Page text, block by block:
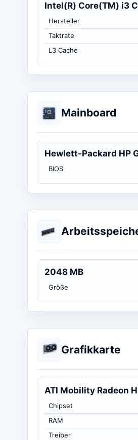
Intel(R) Core(TM) i3
Hersteller
Taktrate
L3 Cache
Mainboard
Hewlett-Packard HP
BIOS
2048 MB
Größe
Grafikkarte
ATI Mobility Radeon
Chipset
RAM
Treiber